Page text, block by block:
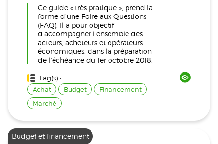
Ce guide « très pratique », prend la
forme d’une Foire aux Questions
(FAQ). Il a pour objectif
d’accompagner l’ensemble des
acteurs, acheteurs et opérateurs
économiques, dans la préparation
de l’échéance du 1er octobre 2018.
Tag(s) :
Achat Budget
Financement
Marché
Budget et financement